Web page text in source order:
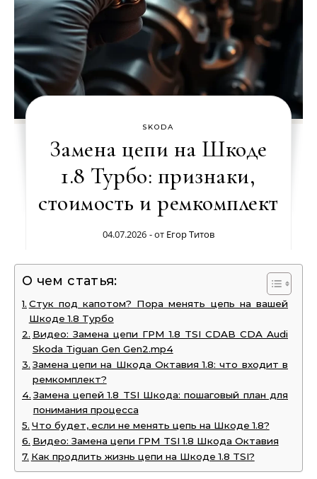
SKODA
Замена цепи на Шкоде
1.8 Турбо: признаки,
стоимость и ремкомплект
04.07.2026 - от Егор Титов
О чем статья:
Стук под капотом? Пора менять цепь на вашей
Шкоде 1.8 Турбо
Видео: Замена цепи ГРМ 1.8 TSI CDAB CDA Audi
Skoda Tiguan Gen Gen2.mp4
Замена цепи на Шкода Октавия 1.8: что входит в
ремкомплект?
Замена цепей 1.8 TSI Шкода: пошаговый план для
понимания процесса
Что будет, если не менять цепь на Шкоде 1.8?
Видео: Замена цепи ГРМ TSI 1.8 Шкода Октавия
Как продлить жизнь цепи на Шкоде 1.8 TSI?